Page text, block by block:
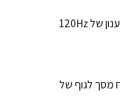
המכשיר כולל מסך IPS LCD עם קצב רענון של 120Hz
יחס שטח מסך לגוף של